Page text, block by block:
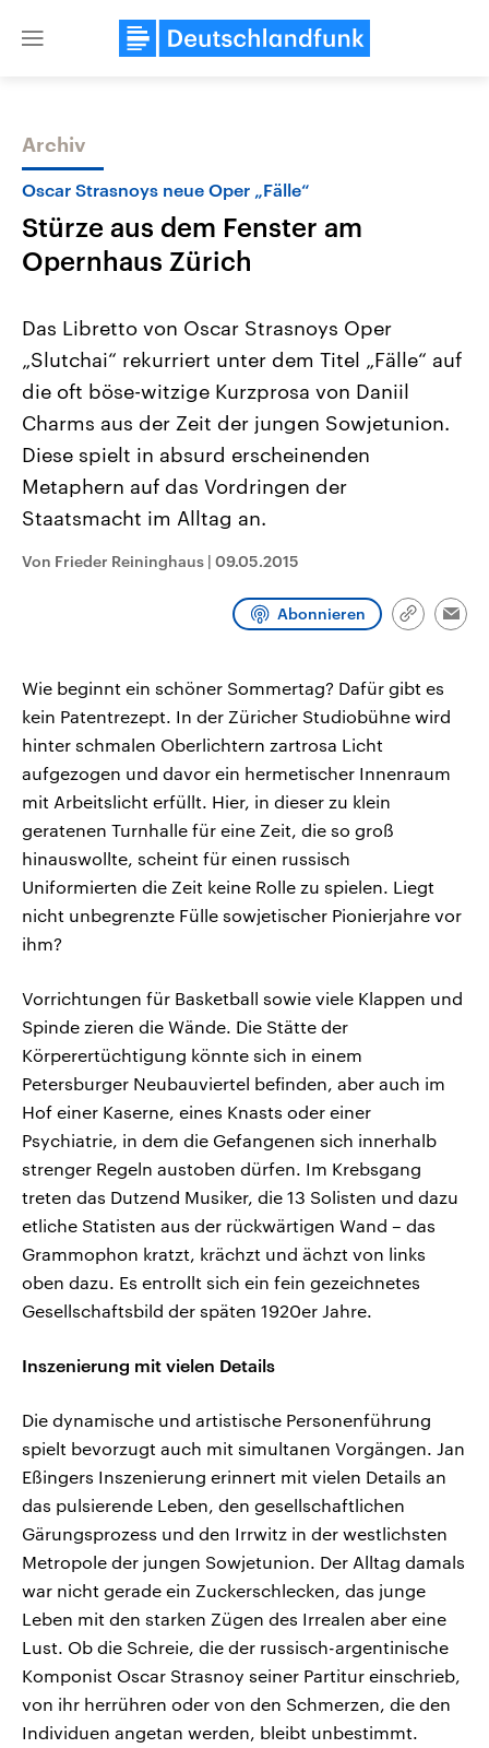
Close
Themen
USA
Aktuelle Beiträge, Analysen und
Hintergründe
Wirtschaftlich und militärisch
gehören die Vereinigten Staaten zu
den mächtigsten Ländern der Erde,
mit großem Einfluss auf das
aktuelle Weltgeschehen.
Nahostkonflikt
Aktuelle Lage und
Der Überfall der
Terrororganisation Hamas
Oktober 2023 auf Israel
Region wieder die Gewalt
Israel möchte die Hamas
Sendungen Programm Podcasts
Archiv
Oscar Strasnoys neue Oper „Fälle“
Stürze aus dem Fenster am
Opernhaus Zürich
Das Libretto von Oscar Strasnoys Oper
„Slutchai“ rekurriert unter dem Titel „Fälle“ auf
die oft böse-witzige Kurzprosa von Daniil
Charms aus der Zeit der jungen Sowjetunion.
Diese spielt in absurd erscheinenden
Metaphern auf das Vordringen der
Staatsmacht im Alltag an.
Von Frieder Reininghaus | 09.05.2015
Abonnieren
Link
Wie beginnt ein schöner Sommertag? Dafür gibt es
kein Patentrezept. In der Züricher Studiobühne wird
hinter schmalen Oberlichtern zartrosa Licht
aufgezogen und davor ein hermetischer Innenraum
mit Arbeitslicht erfüllt. Hier, in dieser zu klein
geratenen Turnhalle für eine Zeit, die so groß
hinauswollte, scheint für einen russisch
Uniformierten die Zeit keine Rolle zu spielen. Liegt
nicht unbegrenzte Fülle sowjetischer Pionierjahre vor
ihm?
Vorrichtungen für Basketball sowie viele Klappen und
Spinde zieren die Wände. Die Stätte der
Körperertüchtigung könnte sich in einem
Petersburger Neubauviertel befinden, aber auch im
Hof einer Kaserne, eines Knasts oder einer
Psychiatrie, in dem die Gefangenen sich innerhalb
strenger Regeln austoben dürfen. Im Krebsgang
treten das Dutzend Musiker, die 13 Solisten und dazu
etliche Statisten aus der rückwärtigen Wand – das
Grammophon kratzt, krächzt und ächzt von links
oben dazu. Es entrollt sich ein fein gezeichnetes
Gesellschaftsbild der späten 1920er Jahre.
Inszenierung mit vielen Details
Die dynamische und artistische Personenführung
spielt bevorzugt auch mit simultanen Vorgängen. Jan
Eßingers Inszenierung erinnert mit vielen Details an
das pulsierende Leben, den gesellschaftlichen
Gärungsprozess und den Irrwitz in der westlichsten
Metropole der jungen Sowjetunion. Der Alltag damals
war nicht gerade ein Zuckerschlecken, das junge
Leben mit den starken Zügen des Irrealen aber eine
Lust. Ob die Schreie, die der russisch-argentinische
Komponist Oscar Strasnoy seiner Partitur einschrieb,
von ihr herrühren oder von den Schmerzen, die den
Individuen angetan werden, bleibt unbestimmt.